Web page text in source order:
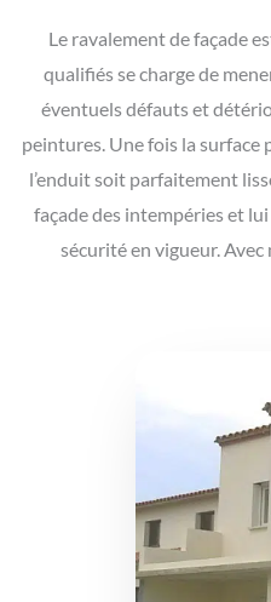
Le ravalement de façade
qualifiés se charge de
éventuels défauts et
peintures. Une fois la surface
l’enduit soit parfaitement
façade des intempéries et
sécurité en vigueur.